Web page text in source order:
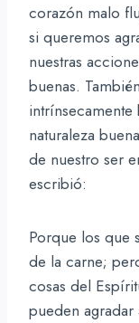
corazón malo
si queremos
nuestras
buenas.
naturaleza
de nuestro ser
escribió:
Porque los que
de la carne;
cosas del
pueden agradar